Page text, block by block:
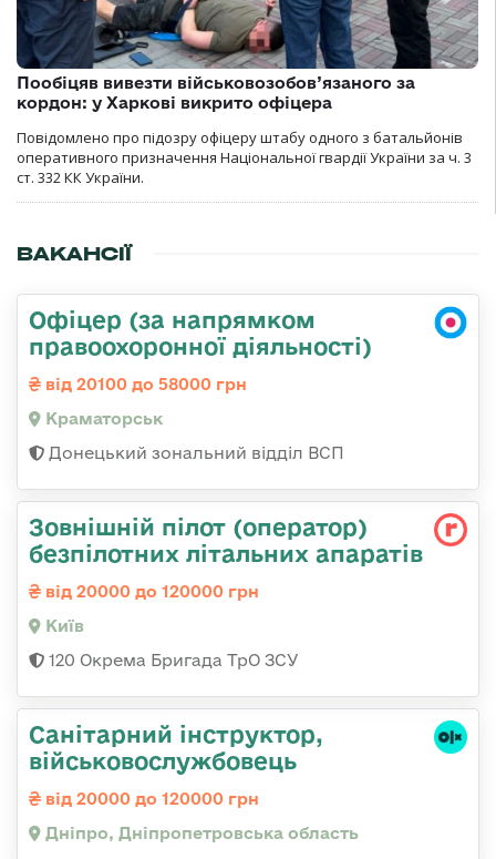
Пообіцяв вивезти військовозобов’язаного за
кордон: у Харкові викрито офіцера
Повідомлено про підозру офіцеру штабу одного з батальйонів
оперативного призначення Національної гвардії України за ч. 3
ст. 332 КК України.
ВАКАНСІЇ
Офіцер (за напрямком
правоохоронної діяльності)
від 20100 до 58000 грн
Краматорськ
Донецький зональний відділ ВСП
Зовнішній пілот (оператор)
безпілотних літальних апаратів
від 20000 до 120000 грн
Київ
120 Окрема Бригада ТрО ЗСУ
Санітарний інструктор,
військовослужбовець
від 20000 до 120000 грн
Дніпро, Дніпропетровська область